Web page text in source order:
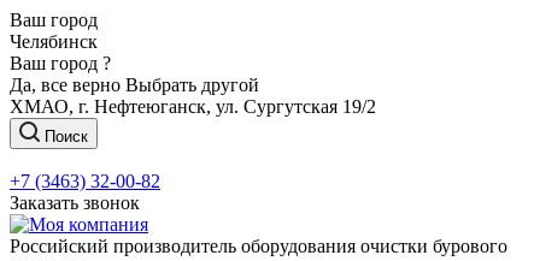
Ваш город
Челябинск
Ваш город ?
Да, все верно Выбрать другой
ХМАО, г. Нефтеюганск, ул. Сургутская 19/2
Поиск
+7 (3463) 32-00-82
Заказать звонок
Российский производитель оборудования очистки бурового